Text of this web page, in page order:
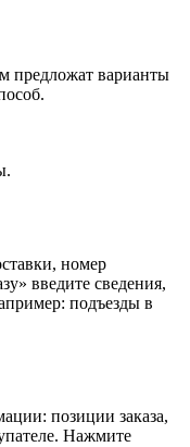
предложат варианты
номер
введите сведения,
подъезды в
позиции заказа,
Нажмите